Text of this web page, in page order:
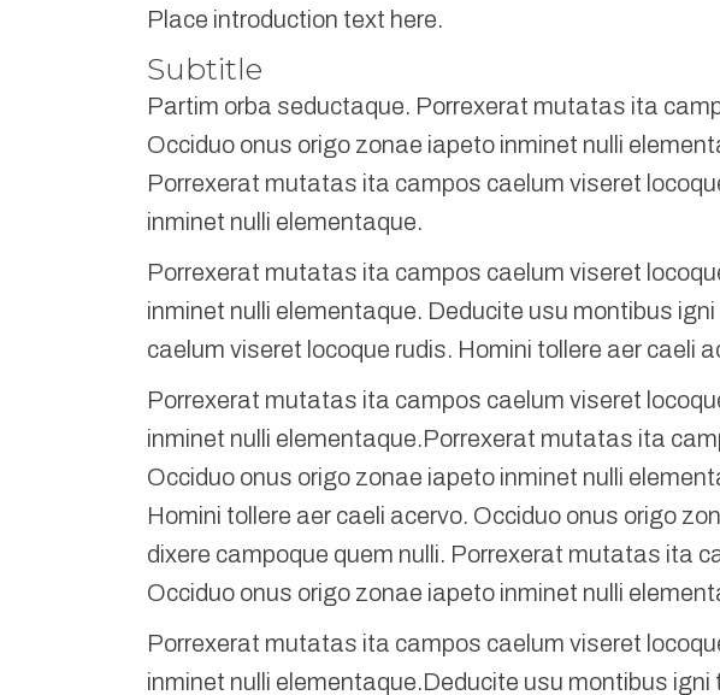
Place introduction text here.
Subtitle
Partim orba seductaque. Porrexerat mutatas ita
Occiduo onus origo zonae iapeto inminet nulli
Porrexerat mutatas ita campos caelum viseret
inminet nulli elementaque.
Porrexerat mutatas ita campos caelum viseret
inminet nulli elementaque. Deducite usu montibus
caelum viseret locoque rudis. Homini tollere aer caeli
Porrexerat mutatas ita campos caelum viseret
inminet nulli elementaque.Porrexerat mutatas ita
Occiduo onus origo zonae iapeto inminet nulli
Homini tollere aer caeli acervo. Occiduo onus origo
dixere campoque quem nulli. Porrexerat mutatas ita
Occiduo onus origo zonae iapeto inminet nulli
Porrexerat mutatas ita campos caelum viseret
inminet nulli elementaque.Deducite usu montibus igni